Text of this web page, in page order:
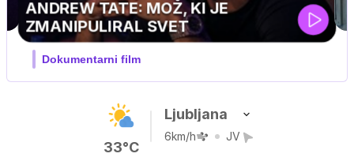
MOJ PRIJATELJ PINGVIN
Film meseca / družinski, pustolovski
33°C
Ljubljana
6km/h JV